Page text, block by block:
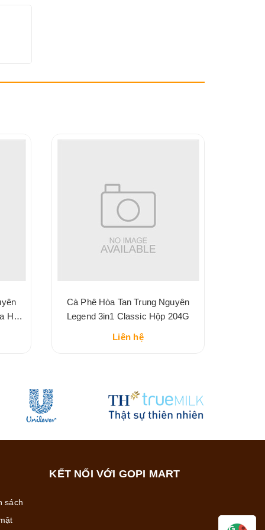
Hộp
Cà Phê Hòa Tan Trung Nguyên
Legend 3in1 Classic Hộp 204G
Liên hệ
sách
KẾT NỐI VỚI GOPI MART